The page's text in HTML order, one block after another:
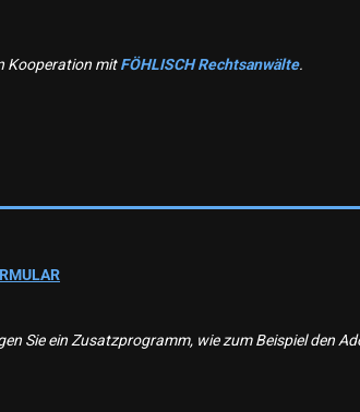
Kooperation mitFÖHLISCH Rechtsanwälte.
Sie ein Zusatzprogramm, wie zum Beispiel den